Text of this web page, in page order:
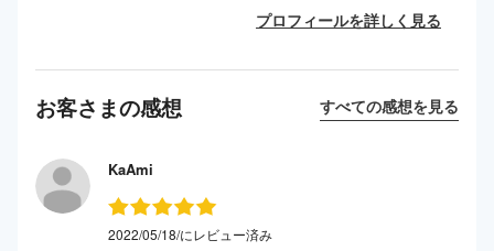
プロフィールを詳しく見る
お客さまの感想 すべての感想を見る
KaAmi
2022/05/18/にレビュー済み